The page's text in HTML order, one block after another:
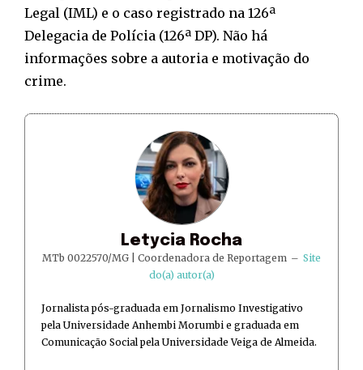
Legal (IML) e o caso registrado na 126ª
Delegacia de Polícia (126ª DP). Não há
informações sobre a autoria e motivação do
crime.
Letycia Rocha
MTb 0022570/MG | Coordenadora de Reportagem – Site
do(a) autor(a)
Jornalista pós-graduada em Jornalismo Investigativo
pela Universidade Anhembi Morumbi e graduada em
Comunicação Social pela Universidade Veiga de Almeida.